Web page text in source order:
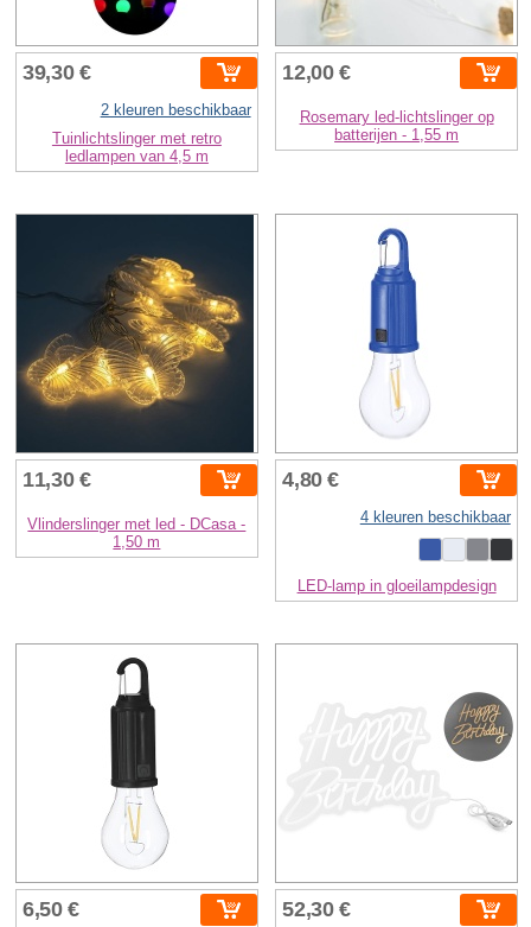
39,30 €
2 kleuren beschikbaar
Tuinlichtslinger met retro
ledlampen van 4,5 m
12,00 €
Rosemary led-lichtslinger op
batterijen - 1,55 m
11,30 €
Vlinderslinger met led - DCasa -
1,50 m
4,80 €
4 kleuren beschikbaar
LED-lamp in gloeilampdesign
6,50 € 52,30 €